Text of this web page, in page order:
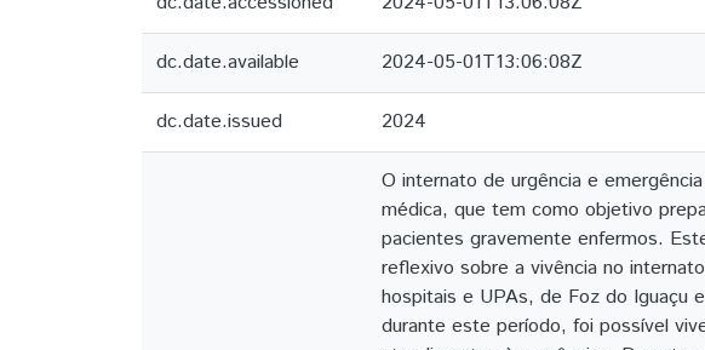
dc.date.available 2024-05-01T13:06:08Z
dc.date.issued 2024
O internato de urgência e
médica, que tem como objetivo
pacientes gravemente enfermos.
reflexivo sobre a vivência no
hospitais e UPAs, de Foz do Iguaçu
durante este período, foi possível